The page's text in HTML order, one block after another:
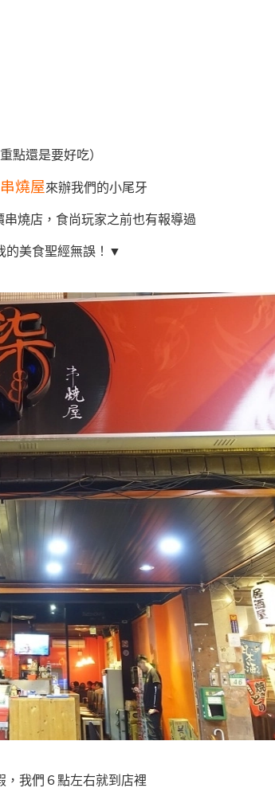
點還是要好吃）
燒屋來辦我們的小尾牙
燒店，食尚玩家之前也有報導過
的美食聖經無誤！▼
，我們６點左右就到店裡